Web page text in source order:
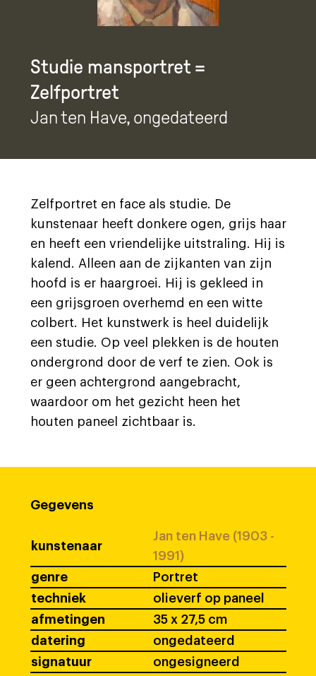
Studie mansportret =
Zelfportret
Jan ten Have, ongedateerd
Zelfportret en face als studie. De
kunstenaar heeft donkere ogen, grijs haar
en heeft een vriendelijke uitstraling. Hij is
kalend. Alleen aan de zijkanten van zijn
hoofd is er haargroei. Hij is gekleed in
een grijsgroen overhemd en een witte
colbert. Het kunstwerk is heel duidelijk
een studie. Op veel plekken is de houten
ondergrond door de verf te zien. Ook is
er geen achtergrond aangebracht,
waardoor om het gezicht heen het
houten paneel zichtbaar is.
Gegevens
kunstenaar
Jan ten Have (1903 -
1991)
genre
Portret
techniek
olieverf op paneel
afmetingen
35 x 27,5 cm
datering
ongedateerd
signatuur
ongesigneerd